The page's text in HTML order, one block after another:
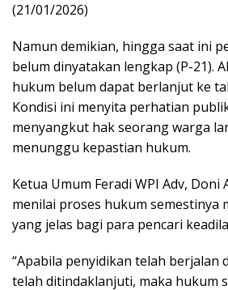
(21/01/2026)
Namun demikian, hingga saat ini
belum dinyatakan lengkap (P-21).
hukum belum dapat berlanjut ke
Kondisi ini menyita perhatian
menyangkut hak seorang warga
menunggu kepastian hukum.
Ketua Umum Feradi WPI Adv, Doni
menilai proses hukum semestinya
yang jelas bagi para pencari
“Apabila penyidikan telah berjalan
telah ditindaklanjuti, maka hukum